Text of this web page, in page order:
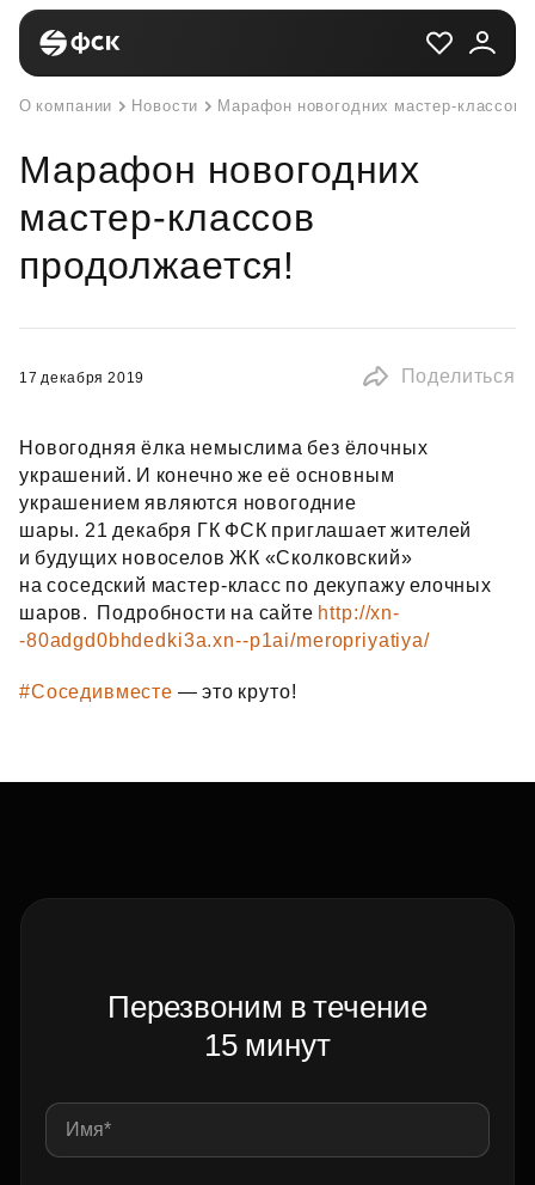
О компании Новости Марафон новогодних мастер-классов
Марафон новогодних
мастер-классов
продолжается!
17 декабря 2019 Поделиться
Новогодняя ёлка немыслима без ёлочных
украшений. И конечно же её основным
украшением являются новогодние
шары. 21 декабря ГК ФСК приглашает жителей
и будущих новоселов ЖК «Сколковский»
на соседский мастер‑класс по декупажу елочных
шаров. Подробности на сайте http://xn-
-80adgd0bhdedki3a.xn--p1ai/meropriyatiya/
#Соседивместе — это круто!
Перезвоним в течение
15 минут